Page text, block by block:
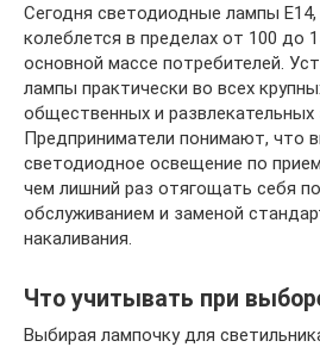
Сегодня светодиодные лампы
колеблется в пределах от 100 до
основной массе потребителей.
лампы практически во всех
общественных и развлекательных
Предприниматели понимают, что
светодиодное освещение по
чем лишний раз отягощать себя
обслуживанием и заменой
накаливания.
Что учитывать при
Выбирая лампочку для